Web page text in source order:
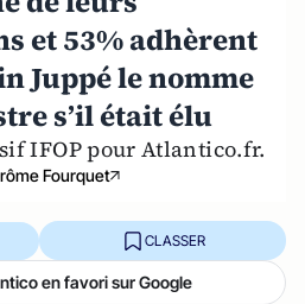
et 53% adhèrent
Juppé le nomme
s’il était élu
IFOP pour Atlantico.fr.
Fourquet
CLASSER
en favori sur Google